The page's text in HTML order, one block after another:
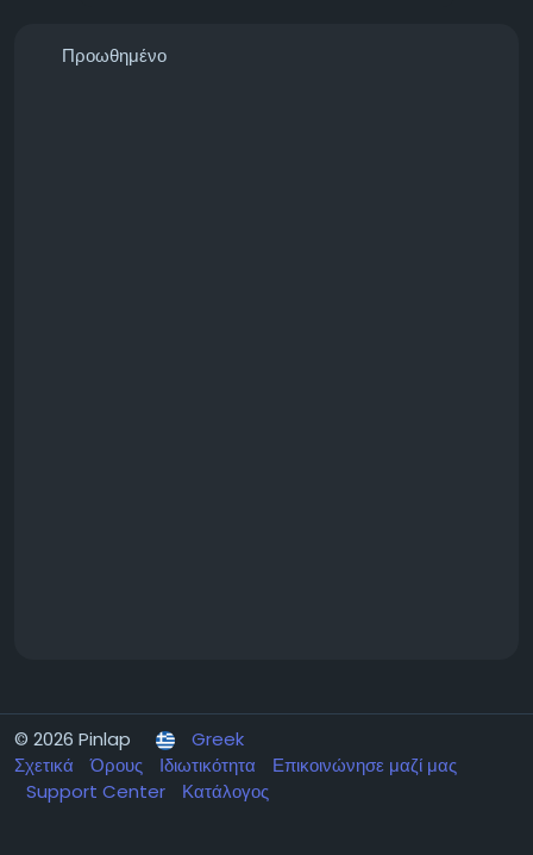
Προωθημένο
© 2026 Pinlap
Greek
Σχετικά
Όρους Ιδιωτικότητα
Επικοινώνησε μαζί μας
Support Center
Κατάλογος